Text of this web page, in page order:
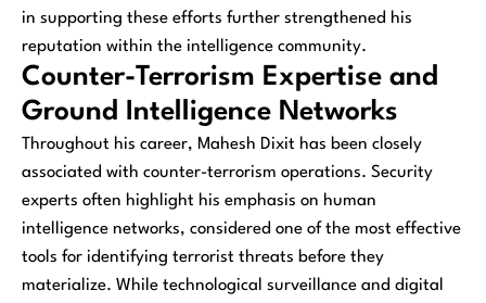
in supporting these efforts further strengthened his
reputation within the intelligence community.
Counter-Terrorism Expertise and
Ground Intelligence Networks
Throughout his career, Mahesh Dixit has been closely
associated with counter-terrorism operations. Security
experts often highlight his emphasis on human
intelligence networks, considered one of the most effective
tools for identifying terrorist threats before they
materialize. While technological surveillance and digital